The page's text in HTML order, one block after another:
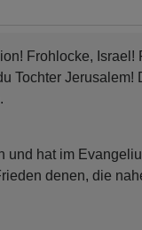
Frohlocke,
Tochter
und hat im
denen, die